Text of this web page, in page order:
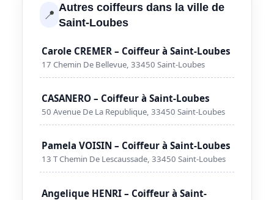
📍 Autres coiffeurs dans la ville de
Saint-Loubes
Carole CREMER – Coiffeur à Saint-Loubes
17 Chemin De Bellevue, 33450 Saint-Loubes
CASANERO – Coiffeur à Saint-Loubes
50 Avenue De La Republique, 33450 Saint-Loubes
Pamela VOISIN – Coiffeur à Saint-Loubes
13 T Chemin De Lescaussade, 33450 Saint-Loubes
Angelique HENRI – Coiffeur à Saint-